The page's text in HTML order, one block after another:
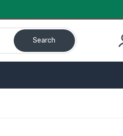
Search